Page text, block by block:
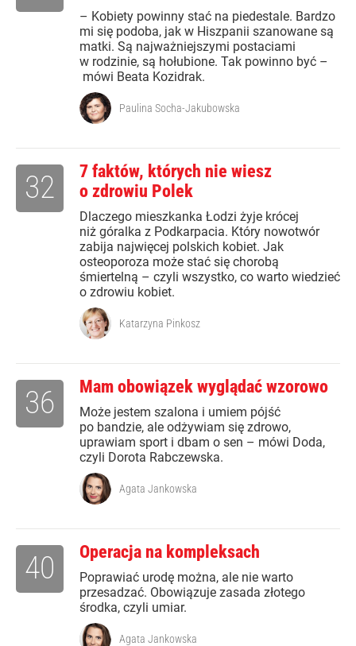
– Kobiety powinny stać na piedestale. Bardzo
mi się podoba, jak w Hiszpanii szanowane są
matki. Są najważniejszymi postaciami
w rodzinie, są hołubione. Tak powinno być –
mówi Beata Kozidrak.
Paulina Socha-Jakubowska
7 faktów, których nie wiesz
o zdrowiu Polek
Dlaczego mieszkanka Łodzi żyje krócej
niż góralka z Podkarpacia. Który nowotwór
zabija najwięcej polskich kobiet. Jak
osteoporoza może stać się chorobą
śmiertelną – czyli wszystko, co warto wiedzieć
o zdrowiu kobiet.
32
Katarzyna Pinkosz
Mam obowiązek wyglądać wzorowo
Może jestem szalona i umiem pójść
po bandzie, ale odżywiam się zdrowo,
uprawiam sport i dbam o sen – mówi Doda,
czyli Dorota Rabczewska.
36
Agata Jankowska
Operacja na kompleksach
Poprawiać urodę można, ale nie warto
przesadzać. Obowiązuje zasada złotego
środka, czyli umiar.
40
Agata Jankowska